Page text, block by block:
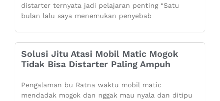
distarter ternyata jadi pelajaran penting “Satu
bulan lalu saya menemukan penyebab
Solusi Jitu Atasi Mobil Matic Mogok
Tidak Bisa Distarter Paling Ampuh
Pengalaman bu Ratna waktu mobil matic
mendadak mogok dan nggak mau nyala dan ditipu